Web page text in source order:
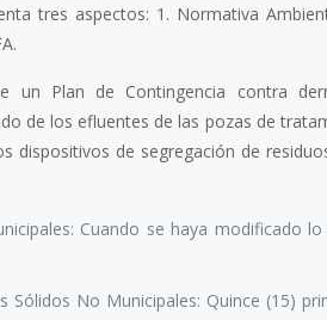
tres aspectos: 1. Normativa
un Plan de Contingencia contra
de los efluentes de las pozas de
dispositivos de segregación de
Cuando se haya modificado
No Municipales: Quince (15)